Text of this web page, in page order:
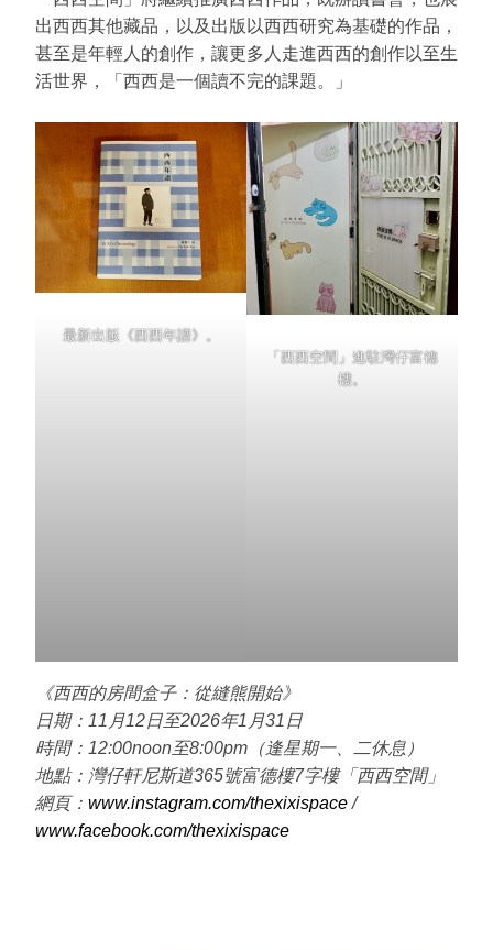
出西西其他藏品，以及出版以西西研究為基礎的作品，
甚至是年輕人的創作，讓更多人走進西西的創作以至生
活世界，「西西是一個讀不完的課題。」
最新出版《西西年譜》。
「西西空間」進駐灣仔富德
樓。
《西西的房間盒子：從縫熊開始》
日期：11月12日至2026年1月31日
時間：12:00noon至8:00pm（逢星期一、二休息）
地點：灣仔軒尼斯道365號富德樓7字樓「西西空間」
網頁： www.instagram.com/thexixispace/
www.facebook.com/thexixispace